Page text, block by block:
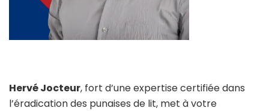
Hervé Jocteur, fort d’une expertise certifiée dans
l’éradication des punaises de lit, met à votre